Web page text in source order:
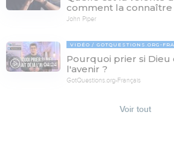
comment la connaître
John Piper
04:24
VIDÉO GOTQUESTIONS.ORG-
Pourquoi prier si Dieu
l'avenir ?
GotQuestions.org-Français
Voir tout